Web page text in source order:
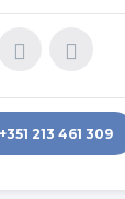
+351 213 461 309